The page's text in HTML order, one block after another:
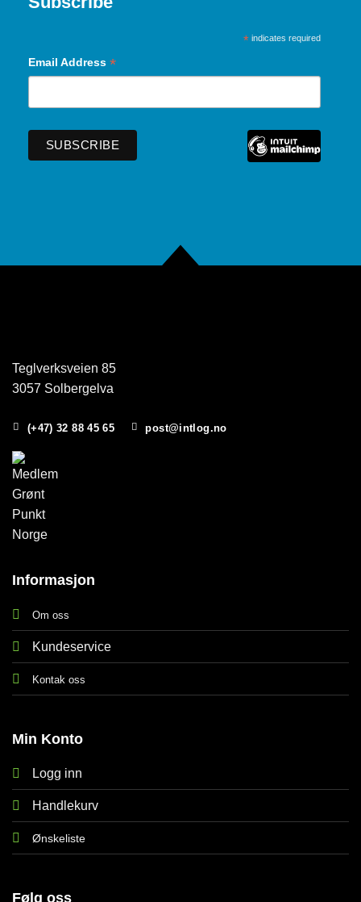
*indicates required
Email Address *
Teglverksveien 85
3057 Solbergelva
(+47) 32 88 45 65 post@intlog.no
Informasjon
Om oss
Kundeservice
Kontak oss
Min Konto
Logg inn
Handlekurv
Ønskeliste
Følg oss